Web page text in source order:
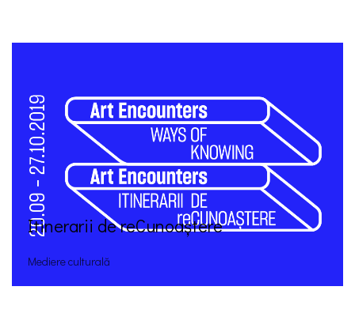
Itinerarii de reCunoaștere
Mediere culturală